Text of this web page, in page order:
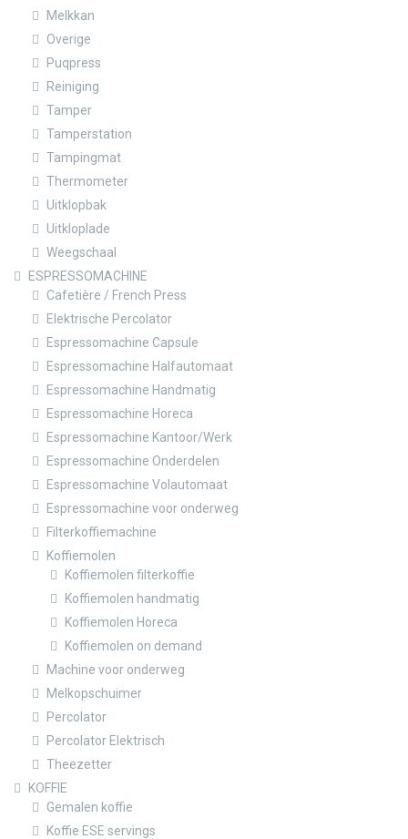
Melkkan
Overige
Puqpress
Reiniging
Tamper
Tamperstation
Tampingmat
Thermometer
Uitklopbak
Uitkloplade
Weegschaal
ESPRESSOMACHINE
Cafetière / French Press
Elektrische Percolator
Espressomachine Capsule
Espressomachine Halfautomaat
Espressomachine Handmatig
Espressomachine Horeca
Espressomachine Kantoor/Werk
Espressomachine Onderdelen
Espressomachine Volautomaat
Espressomachine voor onderweg
Filterkoffiemachine
Koffiemolen
Koffiemolen filterkoffie
Koffiemolen handmatig
Koffiemolen Horeca
Koffiemolen on demand
Machine voor onderweg
Melkopschuimer
Percolator
Percolator Elektrisch
Theezetter
KOFFIE
Gemalen koffie
Koffie ESE servings